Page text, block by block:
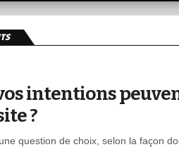
intentions
?
question de choix, selon la façon